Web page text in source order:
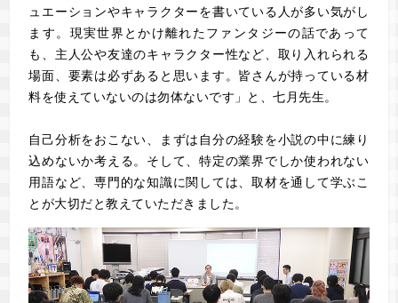
ュエーションやキャラクターを書いている人が多い気がし
ます。現実世界とかけ離れたファンタジーの話であって
も、主人公や友達のキャラクター性など、取り入れられる
場面、要素は必ずあると思います。皆さんが持っている材
料を使えていないのは勿体ないです」と、七月先生。
自己分析をおこない、まずは自分の経験を小説の中に練り
込めないか考える。そして、特定の業界でしか使われない
用語など、専門的な知識に関しては、取材を通して学ぶこ
とが大切だと教えていただきました。